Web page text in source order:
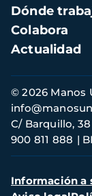
Dónde
Colabora
Actualidad
Información
de
contacto
© 2026 Manos
C/ Barquillo,
900 811 888
Menú
secundario
Información a